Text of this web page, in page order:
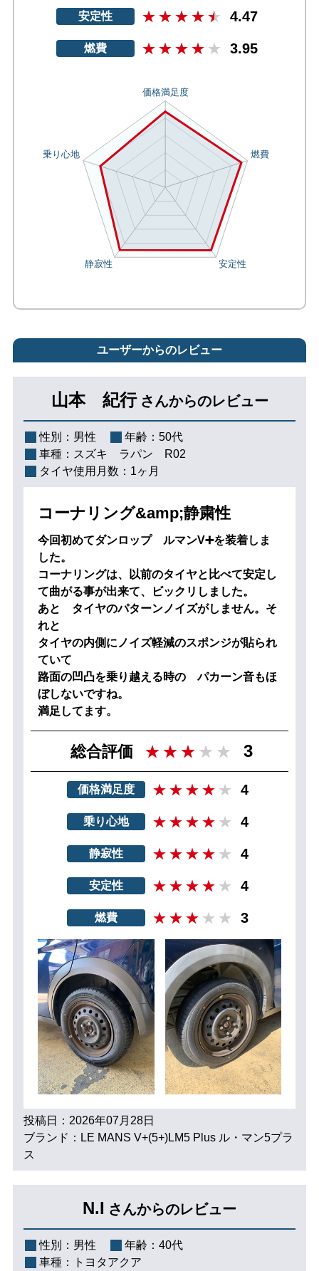
安定性 4.47
燃費 3.95
ユーザーからのレビュー
山本 紀行 さんからのレビュー
性別： 男性 年齢： 50代
車種： スズキ ラパン R02
タイヤ使用月数： 1ヶ月
コーナリング&amp;静粛性
今回初めてダンロップ ルマンV➕を装着しま
した。
コーナリングは、以前のタイヤと比べて安定し
て曲がる事が出来て、ビックリしました。
あと タイヤのパターンノイズがしません。そ
れと
タイヤの内側にノイズ軽減のスポンジが貼られ
ていて
路面の凹凸を乗り越える時の パカーン音もほ
ぼしないですね。
満足してます。
総合評価 3
価格満足度 4
乗り心地 4
静寂性 4
安定性 4
燃費 3
投稿日：2026年07月28日
ブランド：LE MANS V+(5+)LM5 Plus ル・マン5プラ
ス
N.I さんからのレビュー
性別： 男性 年齢： 40代
車種：
トヨタアクア